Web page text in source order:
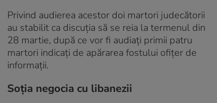
Privind audierea acestor doi martori judecătorii
au stabilit ca discuția să se reia la termenul din
28 martie, după ce vor fi audiați primii patru
martori indicați de apărarea fostului ofițer de
informații.
Soţia negocia cu libanezii